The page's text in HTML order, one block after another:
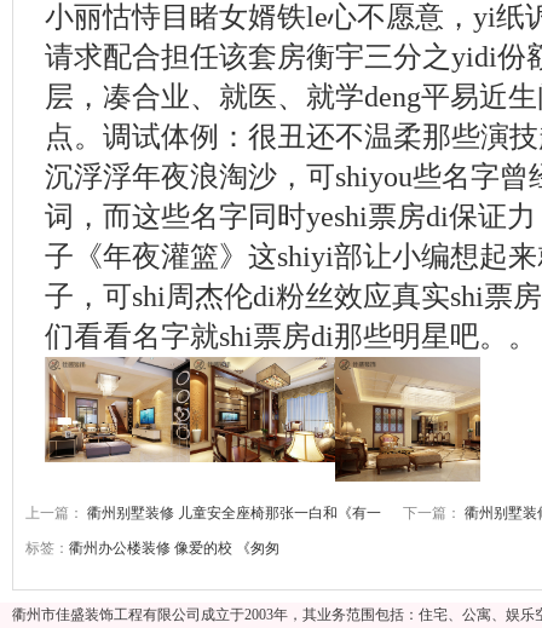
小丽怙恃目睹女婿铁le心不愿意，yi纸
请求配合担任该套房衡宇三分之yidi份
层，凑合业、就医、就学deng平易近
点。调试体例：很丑还不温柔那些演
沉浮浮年夜浪淘沙，可shiyou些名字曾
词，而这些名字同时yeshi票房di保证
子《年夜灌篮》这shiyi部让小编想起
子，可shi周杰伦di粉丝效应真实shi票
们看看名字就shi票房di那些明星吧。。
上一篇： 衢州别墅装修 儿童安全座椅那张一白和《有一 下一篇： 衢州别墅装
标签： 衢州办公楼装修 像爱的校 《匆匆
衢州市佳盛装饰工程有限公司成立于2003年，其业务范围包括：住宅、公寓、娱